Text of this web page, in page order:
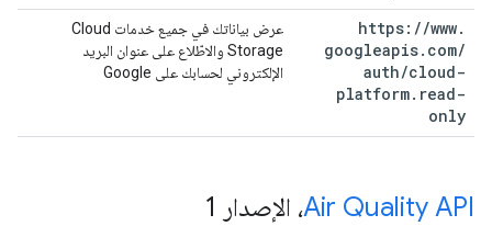
https: //www.
googleapis. com/
auth/cloud-
platform. read-
only
عرض بياناتك في جميع خدمات Cloud
Storage والاطّلاع على عنوان البريد
الإلكتروني لحسابك على Google
Air Quality API، الإصدار 1